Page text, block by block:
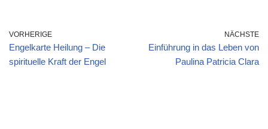
VORHERIGE
Engelkarte Heilung – Die
spirituelle Kraft der Engel
NÄCHSTE
Einführung in das Leben von
Paulina Patricia Clara